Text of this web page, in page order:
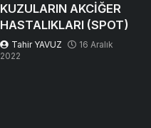
KUZULARIN AKCİĞER
HASTALIKLARI (SPOT)
Tahir YAVUZ
16 Aralık
2022